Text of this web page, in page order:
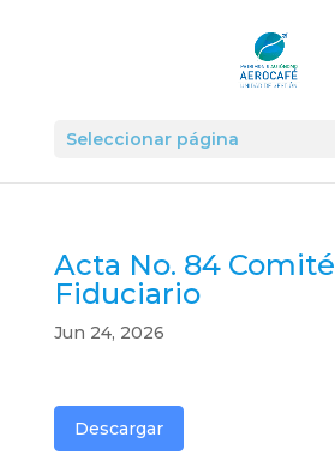
Seleccionar página
Acta No. 84 Comité
Fiduciario
Jun 24, 2026
Descargar